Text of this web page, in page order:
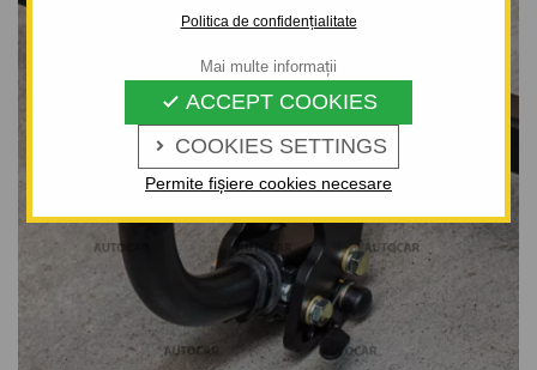
Politica de confidențialitate
 COOKIES SETTINGS
 ACCEPT COOKIES
Permite fișiere cookies necesare
Mai multe informații